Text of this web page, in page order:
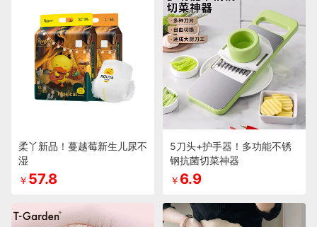
柔丫新品！蔓越莓新生儿尿不
湿
￥ 57.8
5刀头+护手器！多功能不锈
钢抗菌切菜神器
￥ 6.9